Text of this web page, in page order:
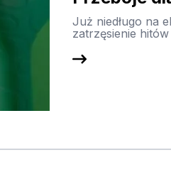
Już niedługo na
zatrzęsienie